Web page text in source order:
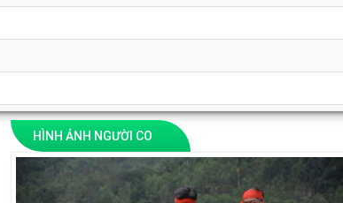
tre)
HÌNH ẢNH NGƯỜI CO
Previous